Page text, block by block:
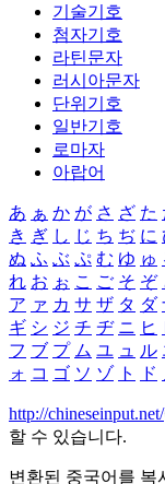
기술기호
첨자기호
라틴문자
러시아문자
단위기호
일반기호
로마자
아랍어
あ ぁ か が さ ざ た
き ぎ し じ ち ぢ に
ぬ ふ ぶ ぷ む ゆ ゅ
れ お ぉ こ ご そ ぞ
ア ァ カ サ ザ タ ダ
ギ シ ジ チ ヂ ニ ヒ
フ ブ プ ム ユ ュ ル
ォ コ ゴ ソ ゾ ト ド
http://chineseinput.net/
할 수 있습니다.
변환된 중국어를 복